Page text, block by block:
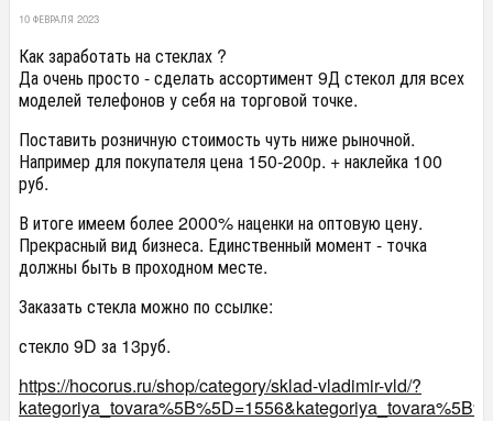
10 ФЕВРАЛЯ 2023
Как заработать на стеклах ?
Да очень просто - сделать ассортимент 9Д стекол для всех
моделей телефонов у себя на торговой точке.
Поставить розничную стоимость чуть ниже рыночной.
Например для покупателя цена 150-200р. + наклейка 100
руб.
В итоге имеем более 2000% наценки на оптовую цену.
Прекрасный вид бизнеса. Единственный момент - точка
должны быть в проходном месте.
Заказать стекла можно по ссылке:
стекло 9D за 13руб.
https://hocorus.ru/shop/category/sklad-vladimir-vld/?